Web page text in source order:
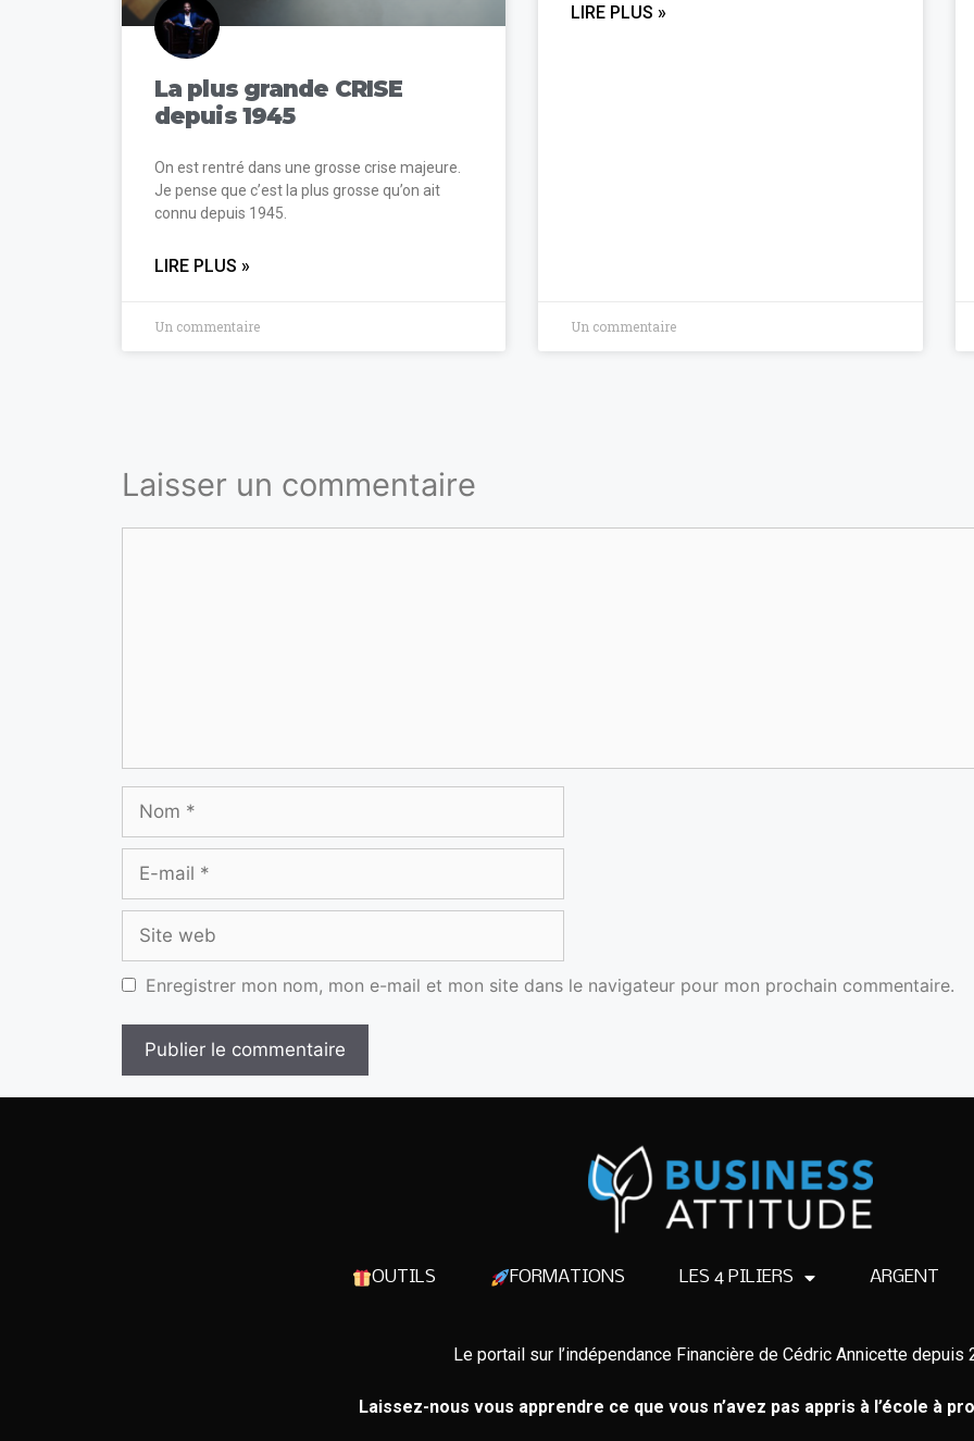
La plus grande CRISE
depuis 1945
On est rentré dans une grosse crise majeure.
Je pense que c’est la plus grosse qu’on ait
connu depuis 1945.
LIRE PLUS »
Un commentaire
LIRE PLUS »
Un commentaire
Laisser un commentaire
Enregistrer mon nom, mon e-mail et mon site dans le navigateur pour mon prochain commentaire.
OUTILS FORMATIONS LES 4 PILIERS ARGENT
Le portail sur l’indépendance Financière de Cédric Annicette depuis
Laissez-nous vous apprendre ce que vous n’avez pas appris à l’école à